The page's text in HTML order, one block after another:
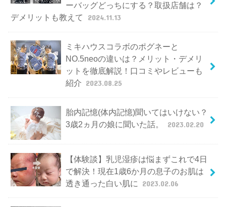
ーバッグどっちにする？取扱店舗は？
デメリットも教えて
2024.11.13
ミキハウスコラボのポグネーと
NO.5neoの違いは？メリット・デメリ
ットを徹底解説！口コミやレビューも
紹介 2023.08.25
胎内記憶(体内記憶)聞いてはいけない？
3歳2ヵ月の娘に聞いた話。
2023.02.20
【体験談】乳児湿疹は悩まずこれで4日
で解決！現在1歳6か月の息子のお肌は
透き通った白い肌に
2023.02.06